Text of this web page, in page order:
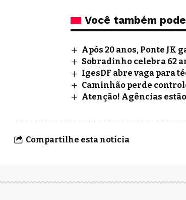
Você também
Após 20 anos, Ponte
Sobradinho celebra 62
IgesDF abre vaga para
Caminhão perde
Atenção! Agências
Compartilhe esta notícia